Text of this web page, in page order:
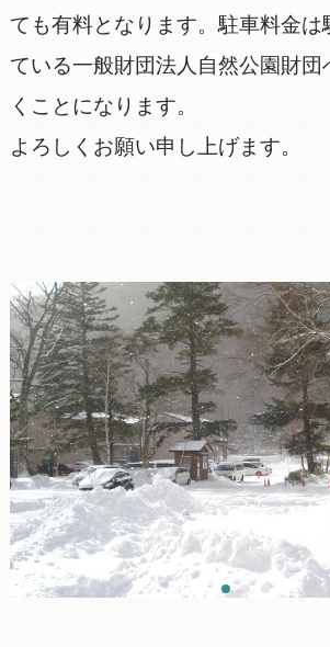
ても有料となります。駐車料金は
ている一般財団法人自然公園財団
くことになります。
よろしくお願い申し上げます。